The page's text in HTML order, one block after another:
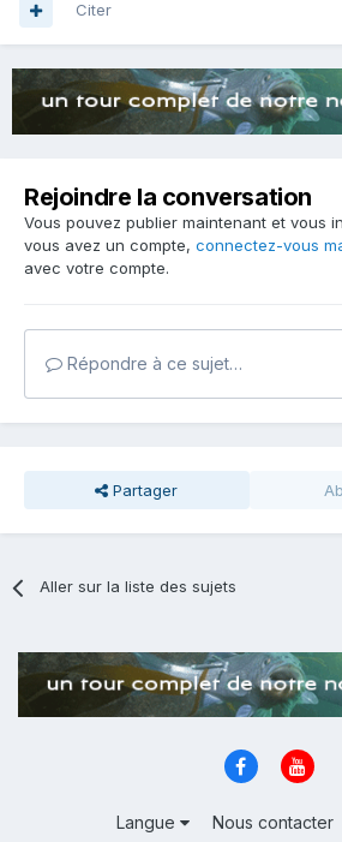
Citer
Rejoindre la conversation
Vous pouvez publier maintenant et vous
vous avez un compte, connectez-vous
avec votre compte.
Répondre à ce sujet…
Partager
Aller sur la liste des sujets
Langue Nous contacter